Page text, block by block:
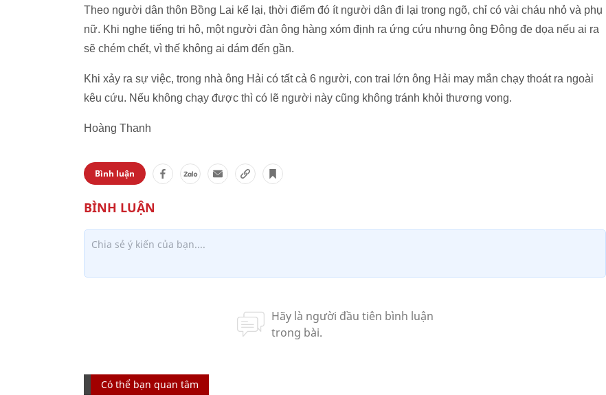
Theo người dân thôn Bồng Lai kể lại, thời điểm đó ít người dân đi lại trong ngõ, chỉ có vài cháu nhỏ và phụ
nữ. Khi nghe tiếng tri hô, một người đàn ông hàng xóm định ra ứng cứu nhưng ông Đông đe dọa nếu ai ra
sẽ chém chết, vì thế không ai dám đến gần.
Khi xảy ra sự việc, trong nhà ông Hải có tất cả 6 người, con trai lớn ông Hải may mắn chạy thoát ra ngoài
kêu cứu. Nếu không chạy được thì có lẽ người này cũng không tránh khỏi thương vong.
Hoàng Thanh
Bình luận
Có thể bạn quan tâm